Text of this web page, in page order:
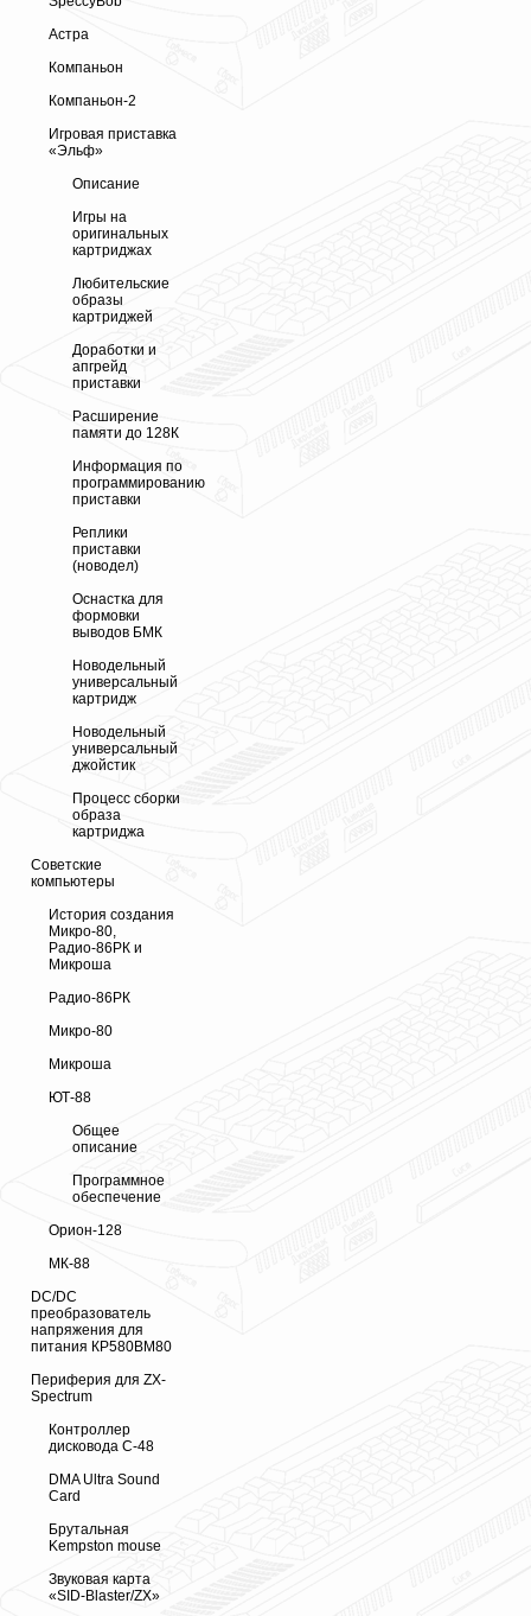
Астра
Компаньон
Компаньон-2
Игровая приставка
«Эльф»
Описание
Игры на
оригинальных
картриджах
Любительские
образы
картриджей
Доработки и
апгрейд
приставки
Расширение
памяти до 128К
Информация по
программированию
приставки
Реплики
приставки
(новодел)
Оснастка для
формовки
выводов БМК
Новодельный
универсальный
картридж
Новодельный
универсальный
джойстик
Процесс сборки
образа
картриджа
Советские
компьютеры
История создания
Микро-80,
Радио-86РК и
Микроша
Радио-86РК
Микро-80
Микроша
ЮТ-88
Общее
описание
Программное
обеспечение
Орион-128
МК-88
DC/DC
преобразователь
напряжения для
питания КР580ВМ80
Периферия для ZX-
Spectrum
Контроллер
дисковода С-48
DMA Ultra Sound
Card
Брутальная
Kempston mouse
Звуковая карта
«SID-Blaster/ZX»